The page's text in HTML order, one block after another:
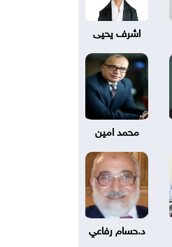
اشرف يحيى
محمد امين
د.حسام رفاعي